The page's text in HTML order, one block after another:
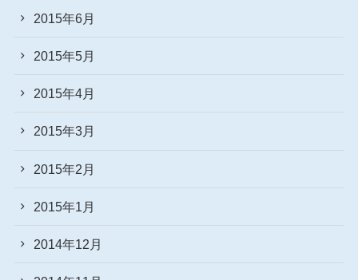
2015年6月
2015年5月
2015年4月
2015年3月
2015年2月
2015年1月
2014年12月